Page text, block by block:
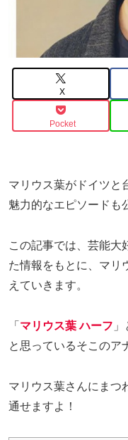
X
Pocket
マリウス葉がドイツと
魅力的なエピソードも
この記事では、芸能大
た情報をもとに、マリ
えていきます。
「 マ リウス葉 ハーフ
と思っているそこのア
マリウス葉さんにまつ
通せますよ！